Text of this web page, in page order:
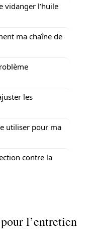
vidanger l’huile
ma chaîne de
les
utiliser pour ma
contre la
l’entretien